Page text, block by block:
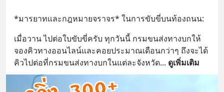
*มารยาทและกฎหมายจราจร* ในการขับขี่บนท้องถนน:
เมื่อวาน ไปต่อใบขับขี่ครับ ทุกวันนี้ กรมขนส่งทางบกให้
จองคิวทางออนไลน์และคอยประมาณเดือนกว่าๆ ถึงจะได้
คิวไปต่อที่กรมขนส่งทางบกในแต่ละจังหวัด... ดูเพิ่มเติม